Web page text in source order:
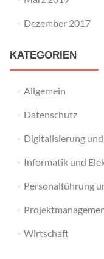
Dezember 2017
KATEGORIEN
Allgemein
Datenschutz
Digitalisierung
Informatik und
Personalführung
Wirtschaft